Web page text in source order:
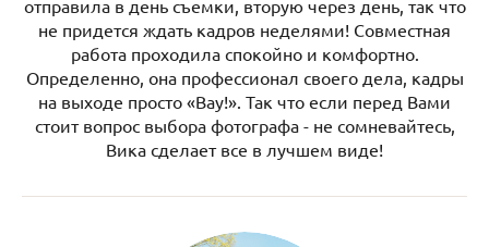
отправила в день съемки, вторую через день, так что
не придется ждать кадров неделями! Совместная
работа проходила спокойно и комфортно.
Определенно, она профессионал своего дела, кадры
на выходе просто «Вау!». Так что если перед Вами
стоит вопрос выбора фотографа - не сомневайтесь,
Вика сделает все в лучшем виде!